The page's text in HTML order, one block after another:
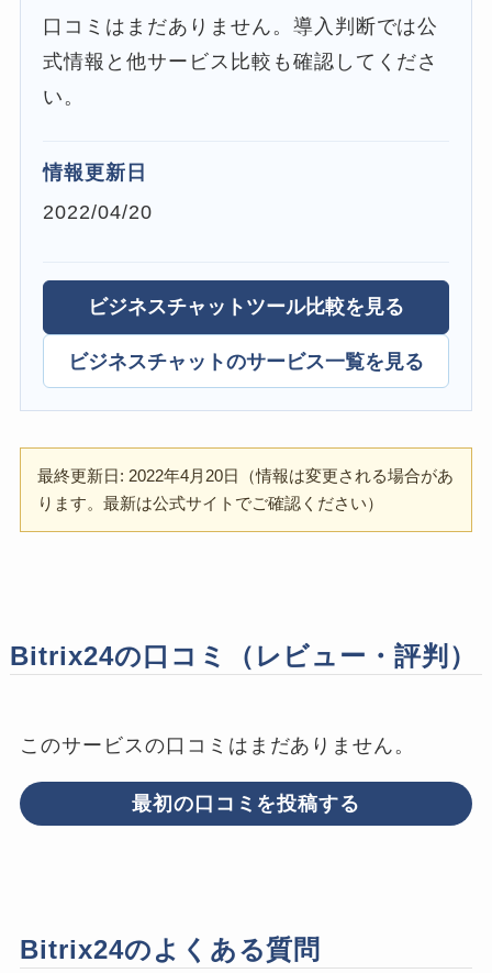
口コミはまだありません。導入判断では公
式情報と他サービス比較も確認してくださ
い。
情報更新日
2022/04/20
ビジネスチャットツール比較を見る
ビジネスチャットのサービス一覧を見る
最終更新日: 2022年4月20日（情報は変更される場合があ
ります。最新は公式サイトでご確認ください）
Bitrix24の口コミ（レビュー・評判）
このサービスの口コミはまだありません。
最初の口コミを投稿する
Bitrix24のよくある質問